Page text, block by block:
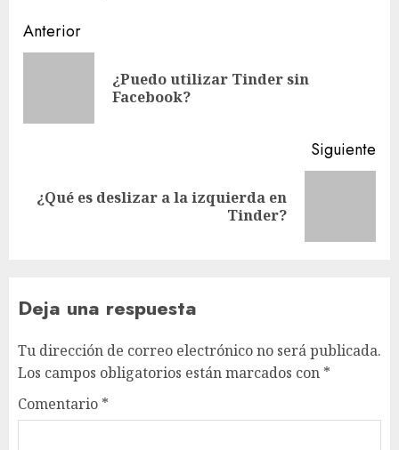
Navegación
de
entradas
Anterior
¿Puedo utilizar Tinder sin
Facebook?
Siguiente
Siguiente
¿Qué es deslizar a la izquierda en
Tinder?
Deja una respuesta
Tu dirección de correo electrónico no será publicada.
Los campos obligatorios están marcados con *
Comentario *